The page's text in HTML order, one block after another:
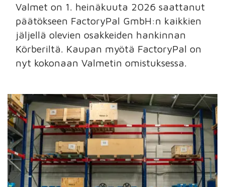
Valmet on 1. heinäkuuta 2026 saattanut
päätökseen FactoryPal GmbH:n kaikkien
jäljellä olevien osakkeiden hankinnan
Körberiltä. Kaupan myötä FactoryPal on
nyt kokonaan Valmetin omistuksessa.